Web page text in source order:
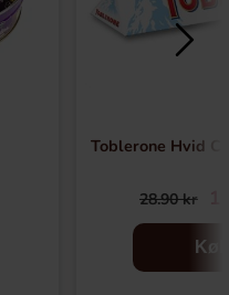
Toblerone Hvid
28.90 kr
Køb